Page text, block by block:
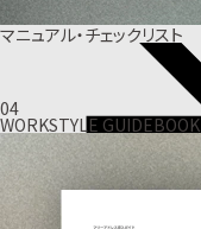
マニュアル・チェックリスト
04
WORKSTYLE GUIDEBOOK